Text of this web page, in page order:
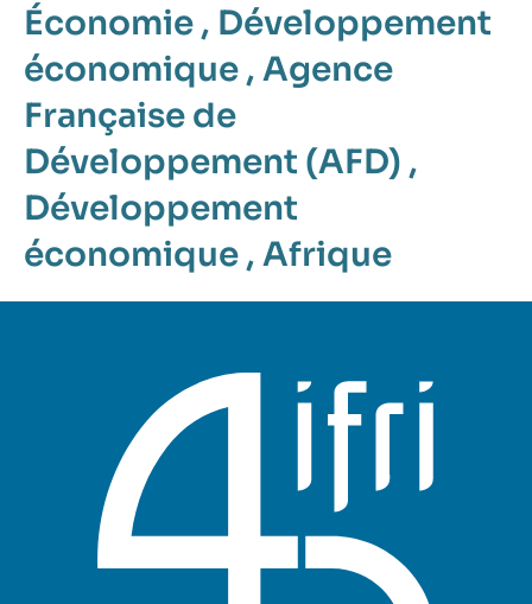
Économie , Développement
économique , Agence
Française de
Développement (AFD) ,
Développement
économique , Afrique